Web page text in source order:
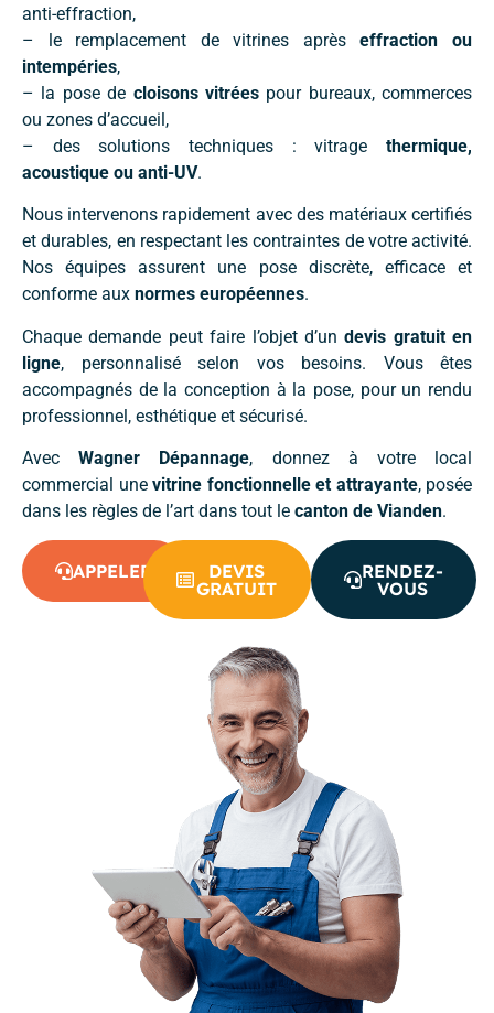
anti-effraction,
– le remplacement de vitrines aprèseffraction ou
intempéries,
– la pose de cloisons vitréespour bureaux, commerces
ou zones d’accueil,
– des solutions techniques : vitrage thermique,
acoustique ou anti-UV.
Nous intervenons rapidement avec des matériaux certifiés
et durables, en respectant les contraintes de votre activité.
Nos équipes assurent une pose discrète, efficace et
conforme aux normes européennes.
Chaque demande peut faire l’objet d’undevis gratuit en
ligne, personnalisé selon vos besoins. Vous êtes
accompagnés de la conception à la pose, pour un rendu
professionnel, esthétique et sécurisé.
AvecWagner Dépannage, donnez à votre local
commercial une vitrine fonctionnelle et attrayante, posée
dans les règles de l’art dans tout le canton de Vianden.
APPELER
DEVIS
GRATUIT
RENDEZ-
VOUS